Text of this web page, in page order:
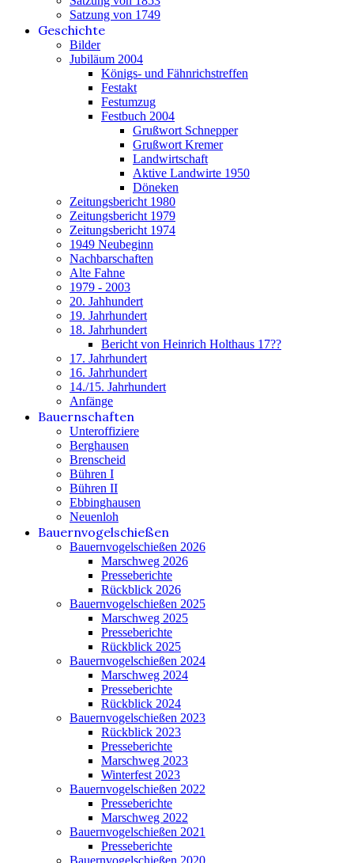
Satzung von 1749
Geschichte
Bilder
Jubiläum 2004
Königs- und Fähnrichstreffen
Festakt
Festumzug
Festbuch 2004
Grußwort Schnepper
Grußwort Kremer
Landwirtschaft
Aktive Landwirte 1950
Döneken
Zeitungsbericht 1980
Zeitungsbericht 1979
Zeitungsbericht 1974
1949 Neubeginn
Nachbarschaften
Alte Fahne
1979 - 2003
20. Jahhundert
19. Jahrhundert
18. Jahrhundert
Bericht von Heinrich Holthaus 17??
17. Jahrhundert
16. Jahrhundert
14./15. Jahrhundert
Anfänge
Bauernschaften
Unteroffiziere
Berghausen
Brenscheid
Bühren I
Bühren II
Ebbinghausen
Neuenloh
Bauernvogelschießen
Bauernvogelschießen 2026
Marschweg 2026
Presseberichte
Rückblick 2026
Bauernvogelschießen 2025
Marschweg 2025
Presseberichte
Rückblick 2025
Bauernvogelschießen 2024
Marschweg 2024
Presseberichte
Rückblick 2024
Bauernvogelschießen 2023
Rückblick 2023
Presseberichte
Marschweg 2023
Winterfest 2023
Bauernvogelschießen 2022
Presseberichte
Marschweg 2022
Bauernvogelschießen 2021
Presseberichte
Bauernvogelschießen 2020